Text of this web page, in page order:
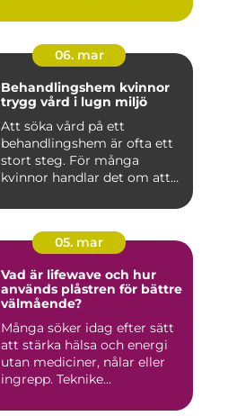
06. mar
Behandlingshem kvinnor
trygg vård i lugn miljö
Att söka vård på ett
behandlingshem är ofta ett
stort steg. För många
kvinnor handlar det om att
05. mar
Vad är lifewave och hur
används plåstren för bättre
välmående?
Många söker idag efter sätt
att stärka hälsa och energi
utan mediciner, nålar eller
ingrepp. Teknike...